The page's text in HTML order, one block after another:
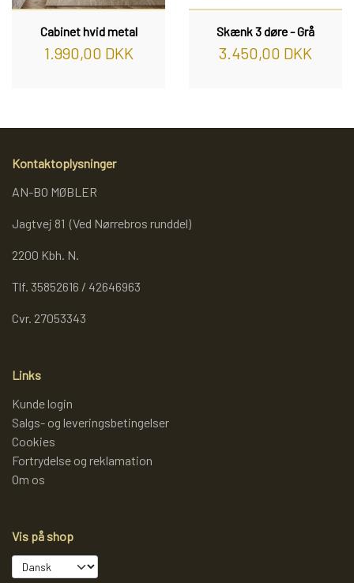
Cabinet hvid metal
1.990,00 DKK
Skænk 3 døre - Grå
3.450,00 DKK
Kontaktoplysninger
AN-BO MØBLER
Jagtvej 81 (Ved Nørrebros runddel)
2200 Kbh. N.
Tlf. 35852616 / 42646963
Cvr. 27053343
Links
Kunde login
Salgs- og leveringsbetingelser
Cookies
Fortrydelse og reklamation
Om os
Vis på shop